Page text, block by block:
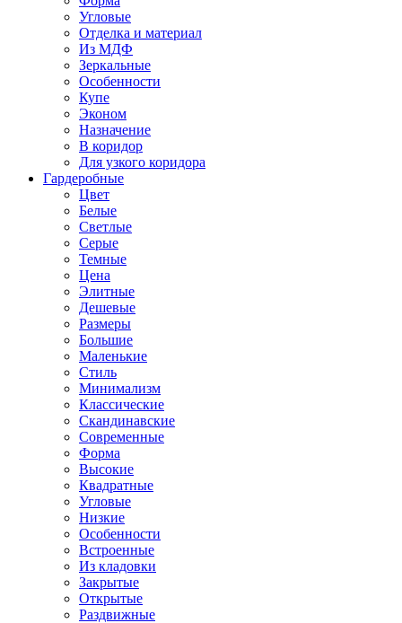
Угловые
Отделка и материал
Из МДФ
Зеркальные
Особенности
Купе
Эконом
Назначение
В коридор
Для узкого коридора
Гардеробные
Цвет
Белые
Светлые
Серые
Темные
Цена
Элитные
Дешевые
Размеры
Большие
Маленькие
Стиль
Минимализм
Классические
Скандинавские
Современные
Форма
Высокие
Квадратные
Угловые
Низкие
Особенности
Встроенные
Из кладовки
Закрытые
Открытые
Раздвижные